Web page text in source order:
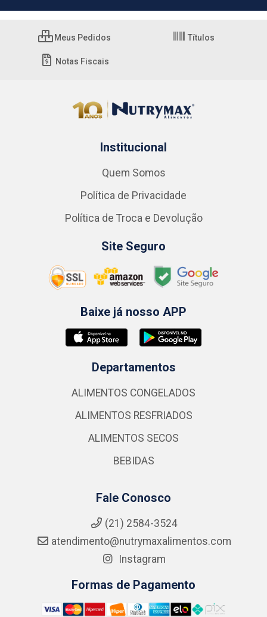
Meus Pedidos Títulos
Notas Fiscais
Institucional
Quem Somos
Política de Privacidade
Política de Troca e Devolução
Site Seguro
Baixe já nosso APP
Departamentos
ALIMENTOS CONGELADOS
ALIMENTOS RESFRIADOS
ALIMENTOS SECOS
BEBIDAS
Fale Conosco
(21) 2584-3524
atendimento@nutrymaxalimentos.com
Instagram
Formas de Pagamento